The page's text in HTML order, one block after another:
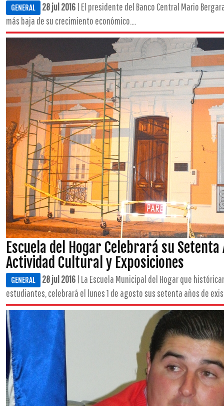
GENERAL 28 jul 2016 | El presidente del Banco Central Mario
más baja de su crecimiento económico....
Escuela del Hogar Celebrará su
Actividad Cultural y Exposiciones
GENERAL 28 jul 2016 | La Escuela Municipal del Hogar que
estudiantes, celebrará el lunes 1 de agosto sus setenta años de